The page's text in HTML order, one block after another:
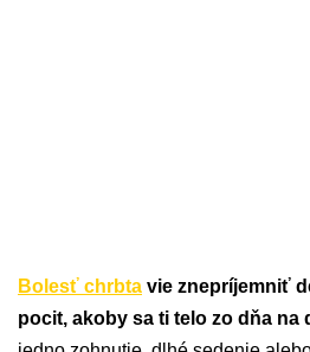
Bolesť chrbta vie znepríjemniť
pocit, akoby sa ti telo zo dňa na